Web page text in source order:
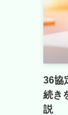
36協
続き
説